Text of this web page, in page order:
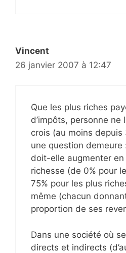
Vincent
26 janvier 2007 à 12:47
Que les plus riches
d’impôts, personne ne
crois (au moins
une question demeure
doit-elle augmenter
richesse (de 0% pour
75% pour les plus
même (chacun
proportion de ses
Dans une société où
directs et indirects